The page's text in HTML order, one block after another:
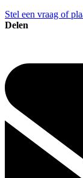
Stel een vraag of
Delen